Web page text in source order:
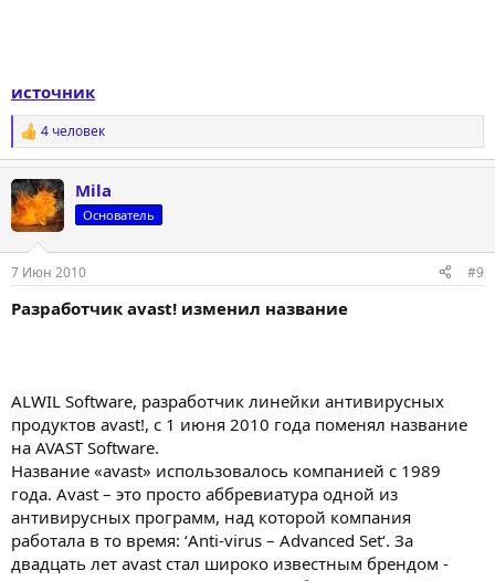
источник
Р
е
к
ц
и
4 человек
Mila
Основатель
7 Июн 2010 #9
Разработчик avast! изменил название
ALWIL Software, разработчик линейки антивирусных
продуктов avast!, с 1 июня 2010 года поменял название
на AVAST Software.
Название «avast» использовалось компанией с 1989
года. Avast – это просто аббревиатура одной из
антивирусных программ, над которой компания
работала в то время: ‘Anti-virus – Advanced Set‘. За
двадцать лет avast стал широко известным брендом -